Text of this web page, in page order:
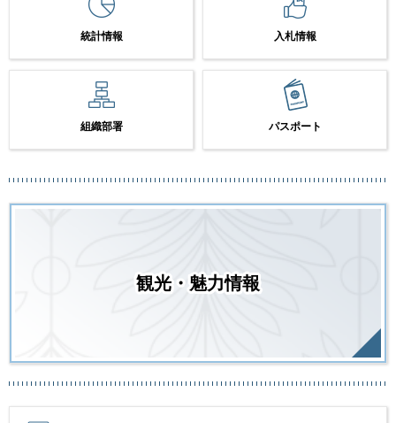
統計情報 入札情報
組織部署 パスポート
観光・魅力情報